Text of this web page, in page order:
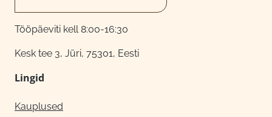
Tööpäeviti kell 8:00-16:30
Kesk tee 3, Jüri, 75301, Eesti
Lingid
Kauplused